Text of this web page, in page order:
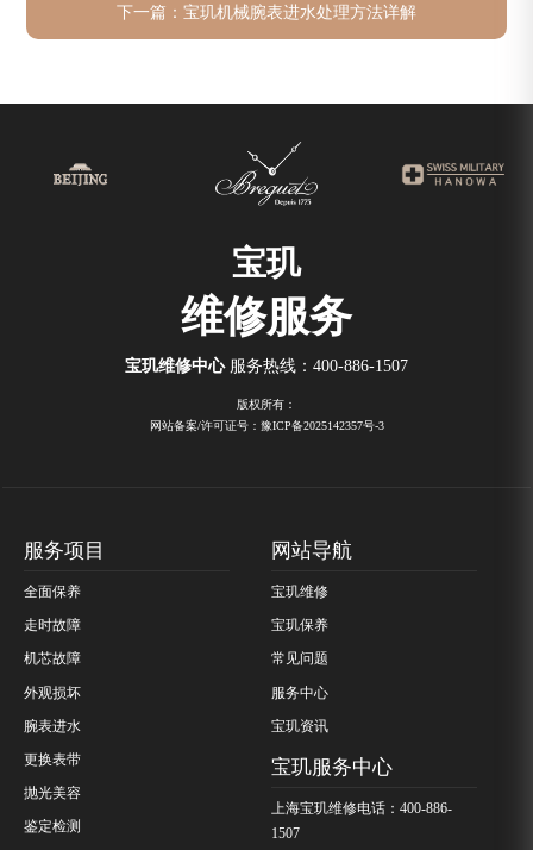
下一篇： 宝玑机械腕表进水处理方法详解
宝玑
维修服务
宝玑维修中心 服务热线： 400-886-1507
版权所有：
网站备案/许可证号：豫ICP备2025142357号-3
服务项目
全面保养
走时故障
机芯故障
外观损坏
腕表进水
更换表带
抛光美容
鉴定检测
网站导航
宝玑维修
宝玑保养
常见问题
服务中心
宝玑资讯
宝玑服务中心
上海宝玑维修电话：400-886-
1507